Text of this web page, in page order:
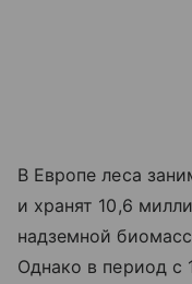
В Европе леса
и хранят 10,6
надземной
Однако в период с